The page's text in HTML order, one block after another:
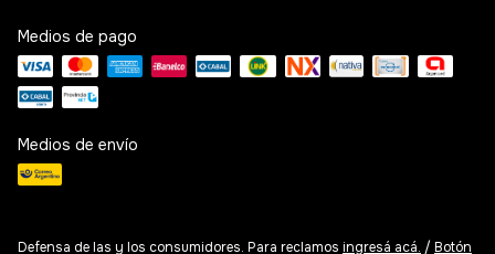
Medios de pago
Medios de envío
Defensa de las y los consumidores. Para reclamos ingresá acá. / Botón